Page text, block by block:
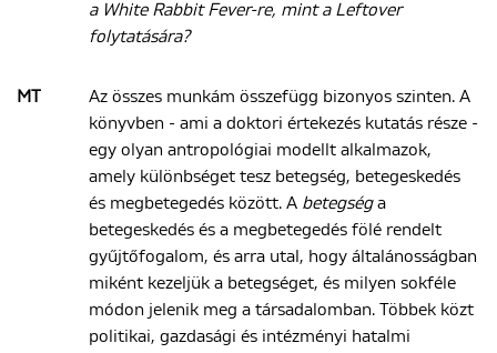
a White Rabbit Fever-re, mint a Leftover
folytatására?
MT
Az összes munkám összefügg bizonyos szinten. A
könyvben - ami a doktori értekezés kutatás része -
egy olyan antropológiai modellt alkalmazok,
amely különbséget tesz betegség, betegeskedés
és megbetegedés között. A betegséga
betegeskedés és a megbetegedés fölé rendelt
gyűjtőfogalom, és arra utal, hogy általánosságban
miként kezeljük a betegséget, és milyen sokféle
módon jelenik meg a társadalomban. Többek közt
politikai, gazdasági és intézményi hatalmi